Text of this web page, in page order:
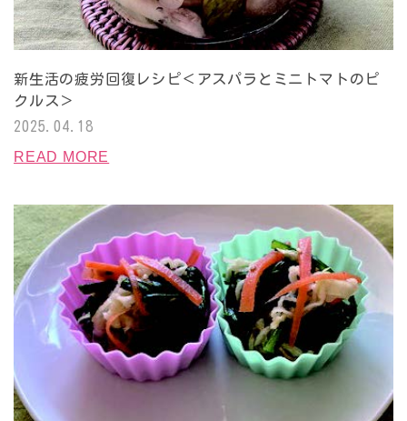
新生活の疲労回復レシピ＜アスパラとミニトマトのピ
クルス＞
2025.04.18
READ MORE